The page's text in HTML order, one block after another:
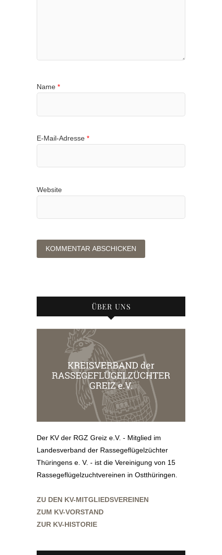
Name *
E-Mail-Adresse *
Website
ÜBER UNS
Der KV der RGZ Greiz e.V. - Mitglied im
Landesverband der Rassegeflügelzüchter
Thüringens e. V. - ist die Vereinigung von 15
Rassegeflügelzuchtvereinen in Ostthüringen.
ZU DEN KV-MITGLIEDSVEREINEN
ZUM KV-VORSTAND
ZUR KV-HISTORIE